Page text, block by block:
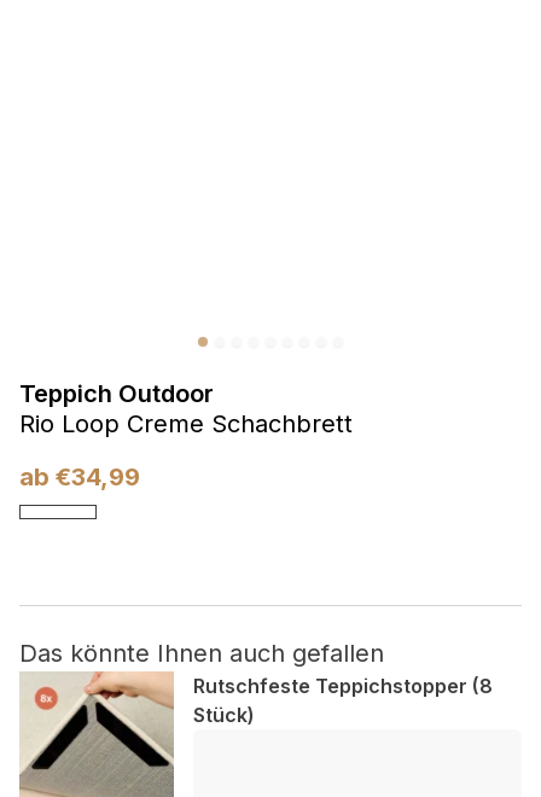
Teppich Outdoor
Rio Loop Creme Schachbrett
ab €34,99
Das könnte Ihnen auch gefallen
Rutschfeste Teppichstopper (8
Stück)
Marketing
Marketing-Cookies werden verwendet, um Benutzer über
Websites hinweg zu verfolgen. Das Ziel ist es, Anzeigen
anzuzeigen, die für den einzelnen Benutzer relevant und
ansprechend sind und somit wertvoller für Herausgeber und
Nicht kategorisiert.
Andere nicht kategorisierte Cookies sind solche, die
analysiert werden und noch keiner Kategorie zugeordnet
wurden.